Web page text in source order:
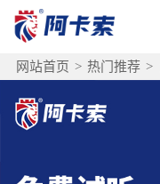
网站首页 > 热门推荐 >